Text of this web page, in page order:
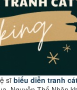
sĩ biểu diễn tranh